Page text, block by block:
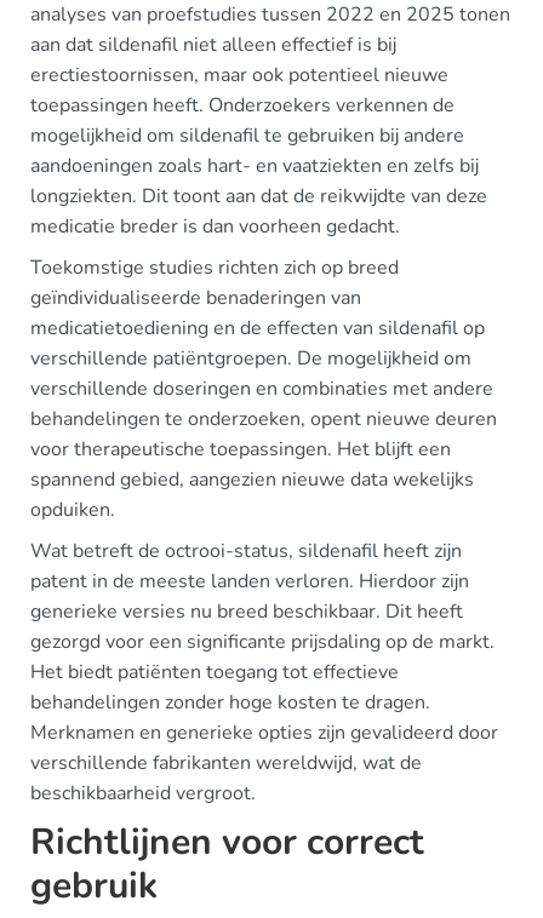
analyses van proefstudies tussen 2022 en 2025 tonen
aan dat sildenafil niet alleen effectief is bij
erectiestoornissen, maar ook potentieel nieuwe
toepassingen heeft. Onderzoekers verkennen de
mogelijkheid om sildenafil te gebruiken bij andere
aandoeningen zoals hart- en vaatziekten en zelfs bij
longziekten. Dit toont aan dat de reikwijdte van deze
medicatie breder is dan voorheen gedacht.
Toekomstige studies richten zich op breed
geïndividualiseerde benaderingen van
medicatietoediening en de effecten van sildenafil op
verschillende patiëntgroepen. De mogelijkheid om
verschillende doseringen en combinaties met andere
behandelingen te onderzoeken, opent nieuwe deuren
voor therapeutische toepassingen. Het blijft een
spannend gebied, aangezien nieuwe data wekelijks
opduiken.
Wat betreft de octrooi-status, sildenafil heeft zijn
patent in de meeste landen verloren. Hierdoor zijn
generieke versies nu breed beschikbaar. Dit heeft
gezorgd voor een significante prijsdaling op de markt.
Het biedt patiënten toegang tot effectieve
behandelingen zonder hoge kosten te dragen.
Merknamen en generieke opties zijn gevalideerd door
verschillende fabrikanten wereldwijd, wat de
beschikbaarheid vergroot.
Richtlijnen voor correct
gebruik